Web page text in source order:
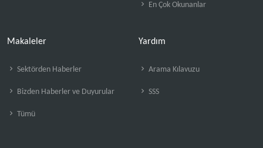
En Çok Okunanlar
Makaleler
Sektörden Haberler
Bizden Haberler ve Duyurular
Tümü
Yardım
Arama Kılavuzu
SSS